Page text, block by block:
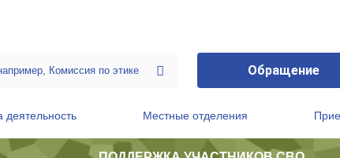
Обращение
деятельность Местные отделения